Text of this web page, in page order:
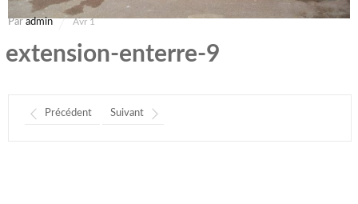
extension-enterre-9
Paradmin Avr 1
Précédent Suivant